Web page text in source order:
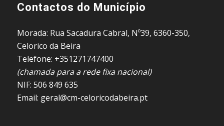
Contactos do Município
Morada: Rua Sacadura Cabral, Nº39, 6360-350,
Celorico da Beira
Telefone: +351271747400
(chamada para a rede fixa nacional)
NIF: 506 849 635
Email: geral@cm-celoricodabeira.pt